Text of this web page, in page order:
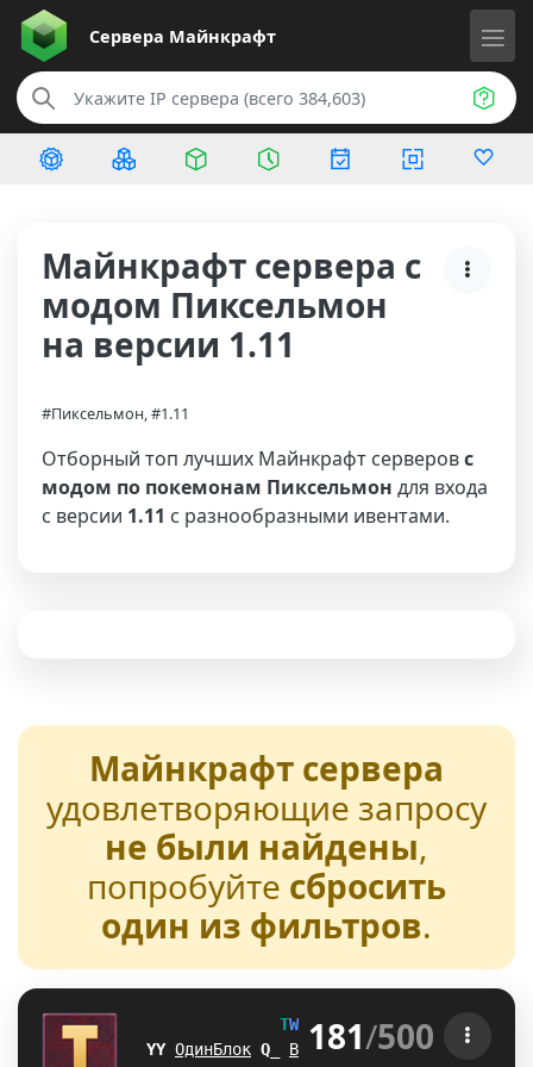
Сервера Майнкрафт
Майнкрафт сервера с
модом Пиксельмон
на версии 1.11
#Пиксельмон, #1.11
Отборный топ лучших Майнкрафт серверовс
модом по покемонам Пиксельмон для входа
с версии 1.11 с разнообразными ивентами.
Майнкрафт сервера
удовлетворяющие запросу
не были найдены,
попробуйте сбросить
один из фильтров.
TW NT UR E
[1.21-26.2]
YL ОдинБлок V Выживание KC БедВарс
181/500